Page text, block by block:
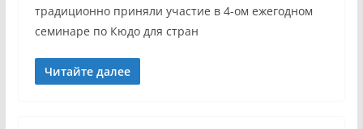
традиционно приняли участие в 4-ом ежегодном
семинаре по Кюдо для стран
Читайте далее